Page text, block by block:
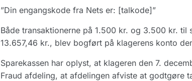
”Din engangskode fra Nets er: [talkode]”
Både transaktionerne på 1.500 kr. og 3.500 kr. til
13.657,46 kr., blev bogført på klagerens konto
Sparekassen har oplyst, at klageren den 7.
Fraud afdeling, at afdelingen afviste at godtgøre